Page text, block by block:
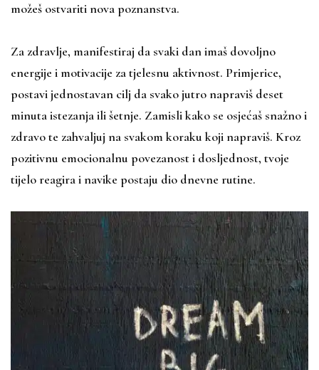
možeš ostvariti nova poznanstva.
Za zdravlje, manifestiraj da svaki dan imaš dovoljno
energije i motivacije za tjelesnu aktivnost. Primjerice,
postavi jednostavan cilj da svako jutro napraviš deset
minuta istezanja ili šetnje. Zamisli kako se osjećaš snažno i
zdravo te zahvaljuj na svakom koraku koji napraviš. Kroz
pozitivnu emocionalnu povezanost i dosljednost, tvoje
tijelo reagira i navike postaju dio dnevne rutine.